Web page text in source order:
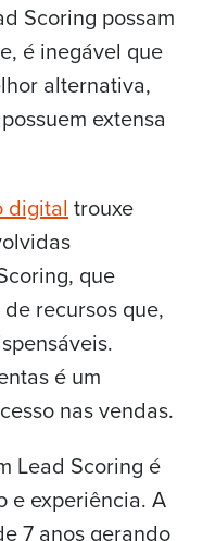
Scoring possam
é inegável que
alternativa,
extensa
digitaltrouxe
que
recursos que,
é um
nas vendas.
Lead Scoring é
e experiência. A
7 anos gerando